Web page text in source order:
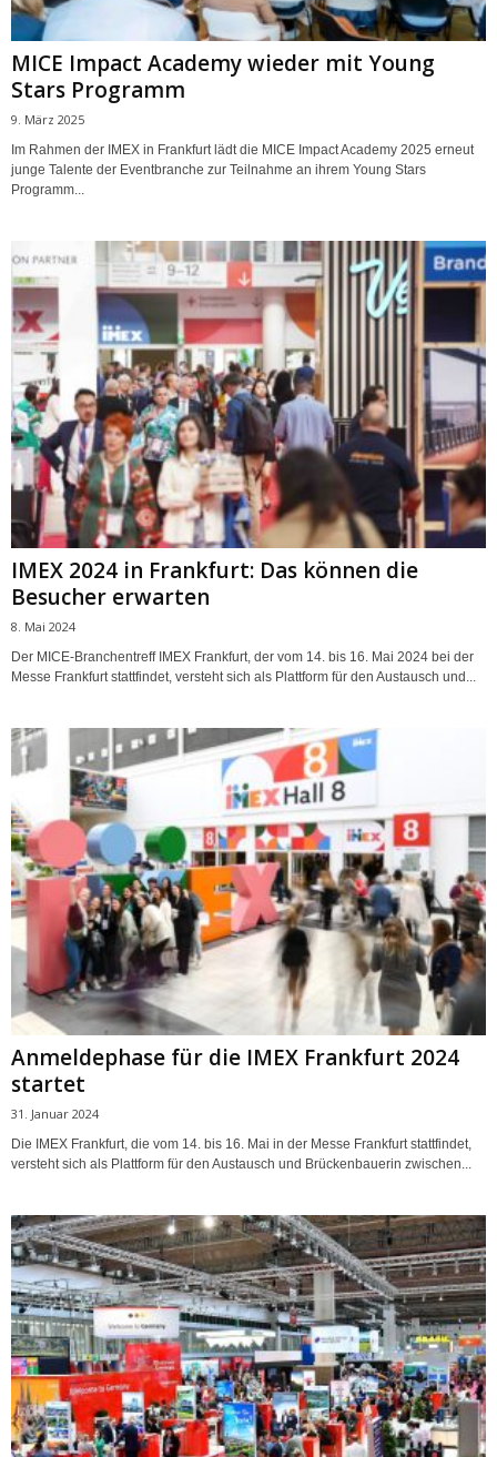
MICE Impact Academy wieder mit Young
Stars Programm
9. März 2025
Im Rahmen der IMEX in Frankfurt lädt die MICE Impact Academy 2025 erneut
junge Talente der Eventbranche zur Teilnahme an ihrem Young Stars
Programm...
IMEX 2024 in Frankfurt: Das können die
Besucher erwarten
8. Mai 2024
Der MICE-Branchentreff IMEX Frankfurt, der vom 14. bis 16. Mai 2024 bei der
Messe Frankfurt stattfindet, versteht sich als Plattform für den Austausch und...
Anmeldephase für die IMEX Frankfurt 2024
startet
31. Januar 2024
Die IMEX Frankfurt, die vom 14. bis 16. Mai in der Messe Frankfurt stattfindet,
versteht sich als Plattform für den Austausch und Brückenbauerin zwischen...